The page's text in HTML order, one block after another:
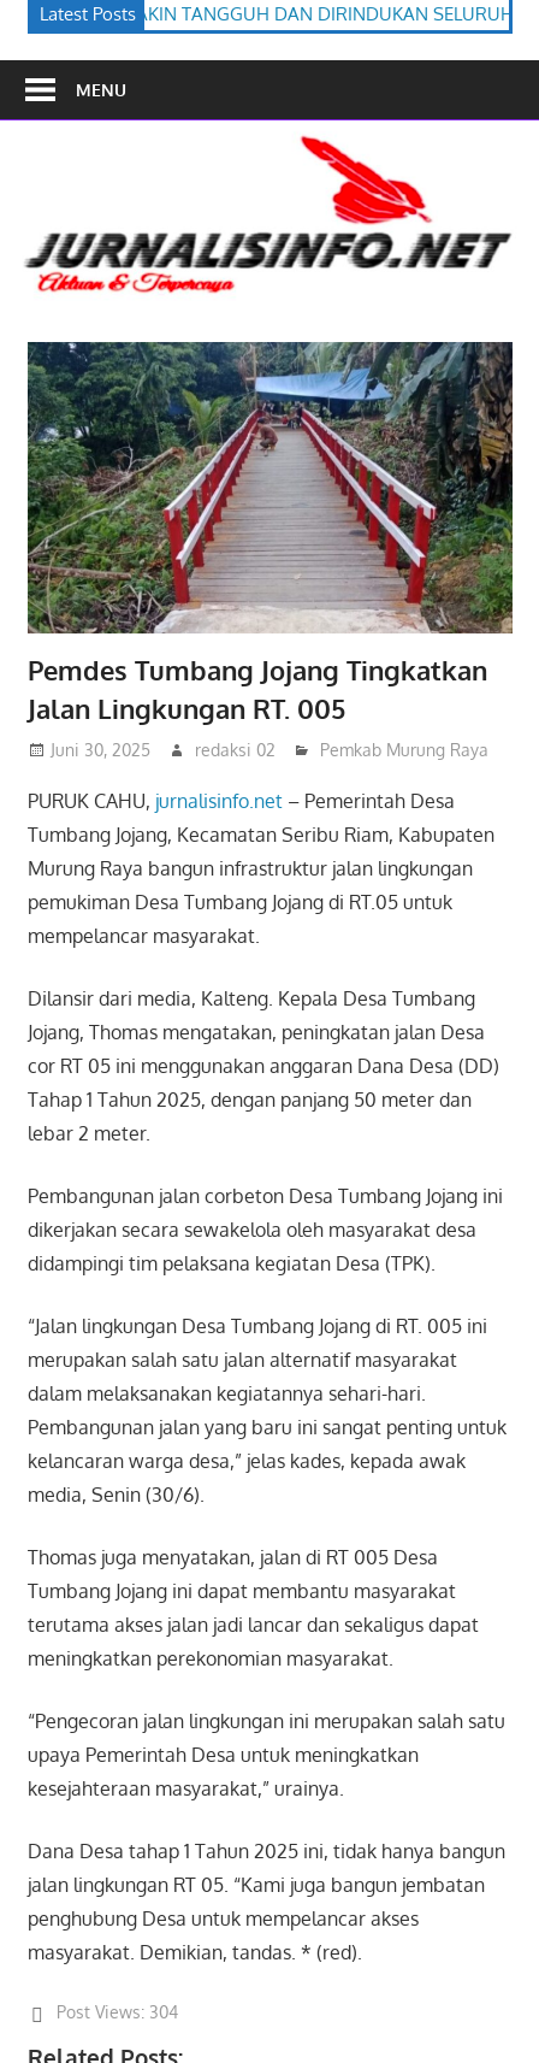
Latest Posts
DAN DIRINDUKAN SELURUH BANGSA Bupati Heriyus
MENU
Pemdes Tumbang Jojang Tingkatkan
Jalan Lingkungan RT. 005
Juni 30, 2025 redaksi 02 Pemkab Murung Raya
PURUK CAHU, jurnalisinfo.net– Pemerintah Desa
Tumbang Jojang, Kecamatan Seribu Riam, Kabupaten
Murung Raya bangun infrastruktur jalan lingkungan
pemukiman Desa Tumbang Jojang di RT.05 untuk
mempelancar masyarakat.
Dilansir dari media, Kalteng. Kepala Desa Tumbang
Jojang, Thomas mengatakan, peningkatan jalan Desa
cor RT 05 ini menggunakan anggaran Dana Desa (DD)
Tahap 1 Tahun 2025, dengan panjang 50 meter dan
lebar 2 meter.
Pembangunan jalan corbeton Desa Tumbang Jojang ini
dikerjakan secara sewakelola oleh masyarakat desa
didampingi tim pelaksana kegiatan Desa (TPK).
“Jalan lingkungan Desa Tumbang Jojang di RT. 005 ini
merupakan salah satu jalan alternatif masyarakat
dalam melaksanakan kegiatannya sehari-hari.
Pembangunan jalan yang baru ini sangat penting untuk
kelancaran warga desa,” jelas kades, kepada awak
media, Senin (30/6).
Thomas juga menyatakan, jalan di RT 005 Desa
Tumbang Jojang ini dapat membantu masyarakat
terutama akses jalan jadi lancar dan sekaligus dapat
meningkatkan perekonomian masyarakat.
“Pengecoran jalan lingkungan ini merupakan salah satu
upaya Pemerintah Desa untuk meningkatkan
kesejahteraan masyarakat,” urainya.
Dana Desa tahap 1 Tahun 2025 ini, tidak hanya bangun
jalan lingkungan RT 05. “Kami juga bangun jembatan
penghubung Desa untuk mempelancar akses
masyarakat. Demikian, tandas. * (red).
Post Views: 304
Related Posts: